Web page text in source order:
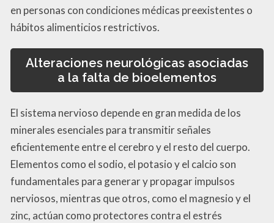
en personas con condiciones médicas preexistentes o
hábitos alimenticios restrictivos.
Alteraciones neurológicas asociadas
a la falta de bioelementos
El sistema nervioso depende en gran medida de los
minerales esenciales para transmitir señales
eficientemente entre el cerebro y el resto del cuerpo.
Elementos como el sodio, el potasio y el calcio son
fundamentales para generar y propagar impulsos
nerviosos, mientras que otros, como el magnesio y el
zinc, actúan como protectores contra el estrés